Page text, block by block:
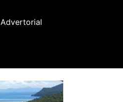
Advertorial